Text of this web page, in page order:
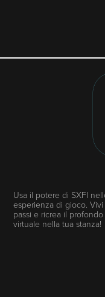
Usa il potere di SXFI
esperienza di gioco.
passi e ricrea il
virtuale nella tua stanza!